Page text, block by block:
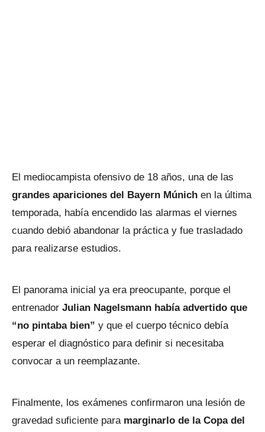
El mediocampista ofensivo de 18 años, una de las
grandes apariciones del Bayern Múnich en la última
temporada, había encendido las alarmas el viernes
cuando debió abandonar la práctica y fue trasladado
para realizarse estudios.
El panorama inicial ya era preocupante, porque el
entrenador Julian Nagelsmann había advertido que
“no pintaba bien” y que el cuerpo técnico debía
esperar el diagnóstico para definir si necesitaba
convocar a un reemplazante.
Finalmente, los exámenes confirmaron una lesión de
gravedad suficiente para marginarlo de la Copa del